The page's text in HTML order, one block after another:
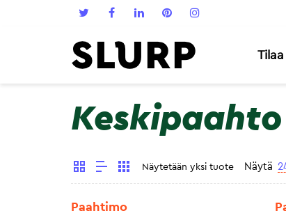
Tilaa
Keskipaahto
Näytetään yksi tuote Näytä
Paahtimo